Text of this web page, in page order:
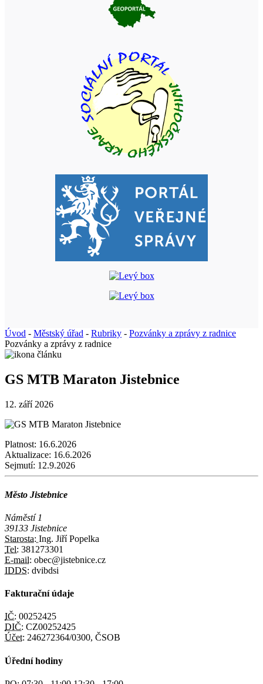
Úvod - Městský úřad - Rubriky - Pozvánky a zprávy z radnice
Pozvánky a zprávy z radnice
GS MTB Maraton Jistebnice
12. září 2026
Platnost: 16.6.2026
Aktualizace: 16.6.2026
Sejmutí: 12.9.2026
Město Jistebnice
Náměstí 1
39133 Jistebnice
Starosta: Ing. Jiří Popelka
Tel: 381273301
E-mail: obec@jistebnice.cz
IDDS: dvibdsi
Fakturační údaje
IČ: 00252425
DIČ: CZ00252425
Účet: 246272364/0300, ČSOB
Úřední hodiny